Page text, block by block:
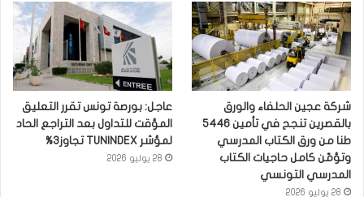
شركة عجين الحلفاء والورق
بالقصرين تنجح في تأمين 5446
طنا من ورق الكتاب المدرسي
وتؤمّن كامل حاجيات الكتاب
المدرسي التونسي
28 يوليو 2026
عاجل: بورصة تونس تقرر التعليق
المؤقت للتداول بعد التراجع الحاد
لمؤشر TUNINDEX تجاوز3%
28 يوليو 2026